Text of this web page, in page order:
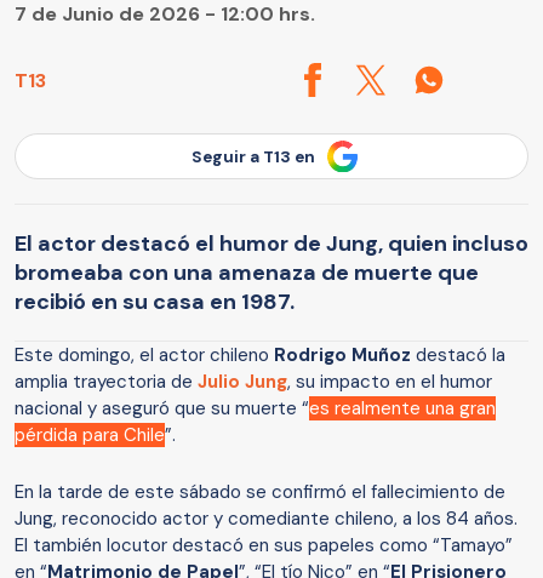
T13
7 de Junio de 2026 - 12:00 hrs.
Seguir a T13 en
El actor destacó el humor de Jung, quien incluso
bromeaba con una amenaza de muerte que
recibió en su casa en 1987.
Este domingo, el actor chileno Rodrigo Muñoz destacó la
amplia trayectoria de Julio Jung, su impacto en el humor
nacional y aseguró que su muerte “es realmente una gran
pérdida para Chile”.
En la tarde de este sábado se confirmó el fallecimiento de
Jung, reconocido actor y comediante chileno, a los 84 años.
El también locutor destacó en sus papeles como “Tamayo”
en “Matrimonio de Papel”, “El tío Nico” en “El Prisionero